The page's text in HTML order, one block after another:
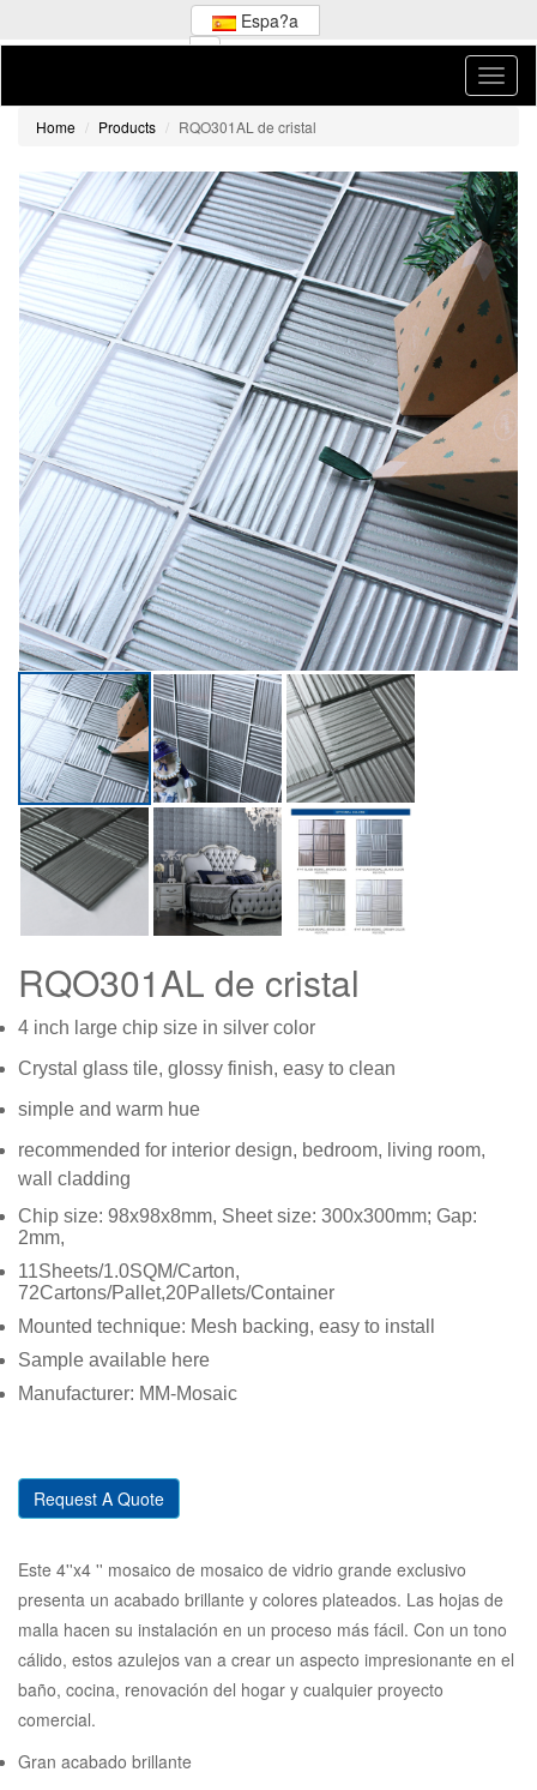
Espa?a
Home Products RQO301AL de cristal
RQO301AL de cristal
4 inch large chip size in silver color
Crystal glass tile, glossy finish, easy to clean
simple and warm hue
recommended for interior design, bedroom, living room,
wall cladding
Chip size: 98x98x8mm, Sheet size: 300x300mm; Gap:
2mm,
11Sheets/1.0SQM/Carton,
72Cartons/Pallet,20Pallets/Container
Mounted technique: Mesh backing, easy to install
Sample available here
Manufacturer: MM-Mosaic
Request A Quote
Este 4''x4 '' mosaico de mosaico de vidrio grande exclusivo
presenta un acabado brillante y colores plateados. Las hojas de
malla hacen su instalación en un proceso más fácil. Con un tono
cálido, estos azulejos van a crear un aspecto impresionante en el
baño, cocina, renovación del hogar y cualquier proyecto
comercial.
Gran acabado brillante